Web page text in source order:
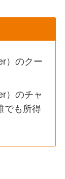
）のクー
）のチャ
でも所得